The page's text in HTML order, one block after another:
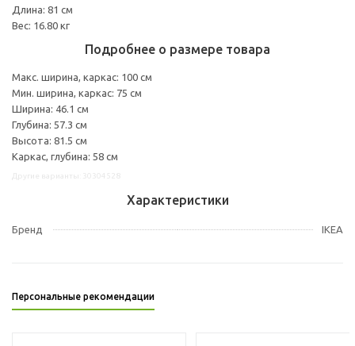
Длина: 81 см
Вес: 16.80 кг
Подробнее о размере товара
Макс. ширина, каркас: 100 см
Мин. ширина, каркас: 75 см
Ширина: 46.1 см
Глубина: 57.3 см
Высота: 81.5 см
Каркас, глубина: 58 см
Характеристики
Бренд IKEA
Персональные рекомендации